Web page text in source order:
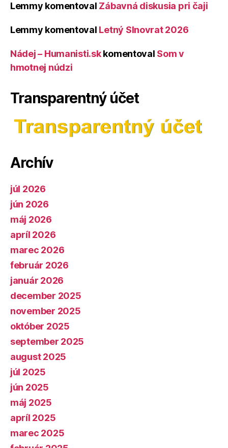
Lemmy komentoval Zábavná diskusia pri čaji
Lemmy komentoval Letný Slnovrat 2026
Nádej – Humanisti.skkomentoval Som v
hmotnej núdzi
Transparentný účet
Archív
júl 2026
jún 2026
máj 2026
apríl 2026
marec 2026
február 2026
január 2026
december 2025
november 2025
október 2025
september 2025
august 2025
júl 2025
jún 2025
máj 2025
apríl 2025
marec 2025